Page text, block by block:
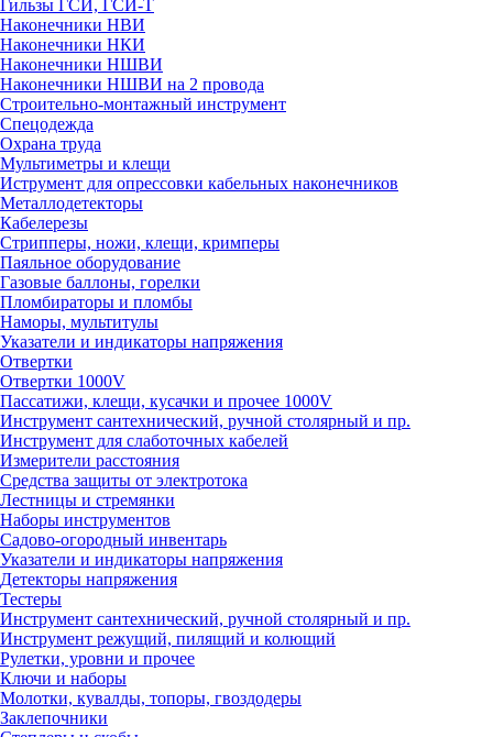
Гильзы ГСИ, ГСИ-Т
Наконечники НВИ
Наконечники НКИ
Наконечники НШВИ
Наконечники НШВИ на 2 провода
Строительно-монтажный инструмент
Спецодежда
Охрана труда
Мультиметры и клещи
Иструмент для опрессовки кабельных наконечников
Металлодетекторы
Кабелерезы
Стрипперы, ножи, клещи, кримперы
Паяльное оборудование
Газовые баллоны, горелки
Пломбираторы и пломбы
Наморы, мультитулы
Указатели и индикаторы напряжения
Отвертки
Отвертки 1000V
Пассатижи, клещи, кусачки и прочее 1000V
Инструмент сантехнический, ручной столярный и пр.
Инструмент для слаботочных кабелей
Измерители расстояния
Средства защиты от электротока
Лестницы и стремянки
Наборы инструментов
Садово-огородный инвентарь
Указатели и индикаторы напряжения
Детекторы напряжения
Тестеры
Инструмент сантехнический, ручной столярный и пр.
Инструмент режущий, пилящий и колющий
Рулетки, уровни и прочее
Ключи и наборы
Молотки, кувалды, топоры, гвоздодеры
Заклепочники